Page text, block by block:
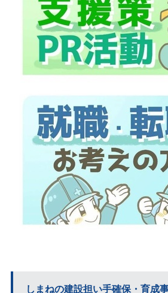
しまねの建設担い手確保・育成